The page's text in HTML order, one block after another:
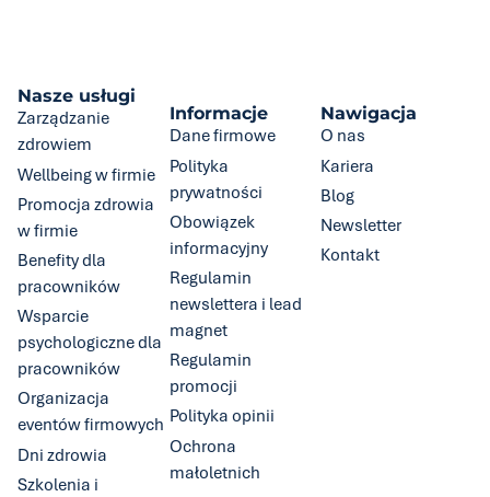
Nasze usługi
Zarządzanie
zdrowiem
Wellbeing w firmie
Promocja zdrowia
w firmie
Benefity dla
pracowników
Wsparcie
psychologiczne dla
pracowników
Organizacja
eventów firmowych
Dni zdrowia
Szkolenia i
Informacje
Dane firmowe
Polityka
prywatności
Obowiązek
informacyjny
Regulamin
newslettera i lead
magnet
Regulamin
promocji
Polityka opinii
Ochrona
małoletnich
Nawigacja
O nas
Kariera
Blog
Newsletter
Kontakt